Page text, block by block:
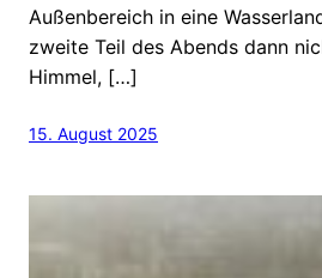
Außenbereich in eine
zweite Teil des Abends dann
Himmel, […]
15. August 2025